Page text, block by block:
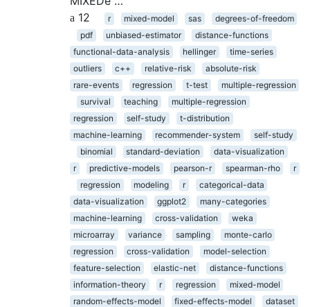
12
r mixed-model sas
degrees-of-freedom
pdf
unbiased-estimator
distance-functions
functional-data-analysis
hellinger
time-series
outliers
c++ relative-risk
absolute-risk
rare-events
regression t-test
multiple-regression
survival
teaching
multiple-regression
regression
self-study
t-distribution
machine-learning
recommender-system
self-study
binomial
standard-deviation
data-visualization
r
predictive-models pearson-r spearman-rho
r
regression
modeling r
categorical-data
data-visualization
ggplot2
many-categories
machine-learning
cross-validation
weka
microarray
variance sampling
monte-carlo
regression
cross-validation
model-selection
feature-selection
elastic-net
distance-functions
information-theory
r regression
mixed-model
random-effects-model
fixed-effects-model
dataset